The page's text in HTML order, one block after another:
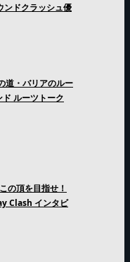
ドクラッシュ優
・バリアのルー
ルーツトーク
の頂を目指せ！
Clash インタビ